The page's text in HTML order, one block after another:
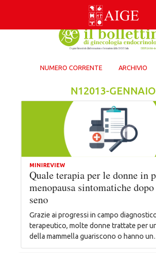
NUMERO CORRENTE ARCHIVIO
N12013-GENNAIO
MINIREVIEW
Quale terapia per le donne in
menopausa sintomatiche
seno
Grazie ai progressi in campo
terapeutico, molte donne trattate per
della mammella guariscono o hanno